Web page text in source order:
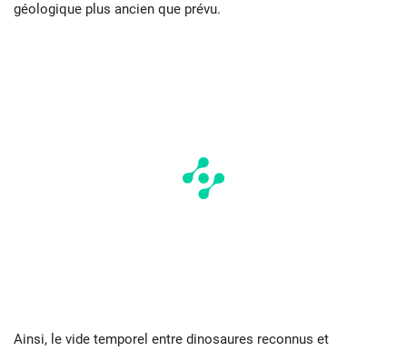
géologique plus ancien que prévu.
Ainsi, le vide temporel entre dinosaures reconnus et